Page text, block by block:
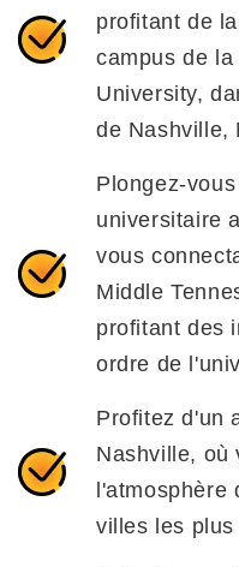
profitant de
campus de
University,
de Nashville,
Plongez-
universitaire
vous
Middle
profitant des
ordre de
Profitez d'un
Nashville, où
l'atmosphère
villes les